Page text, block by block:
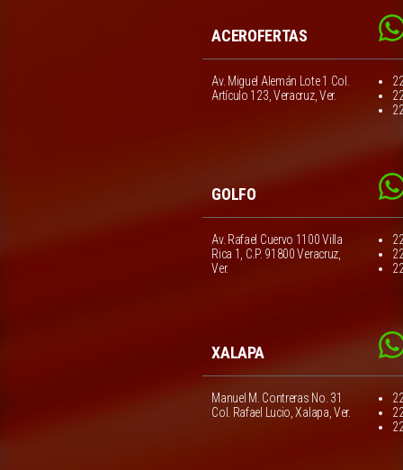
ACEROFERTAS
Av. Miguel Alemán Lote 1 Col.
Artículo 123, Veracruz, Ver.
GOLFO
Av. Rafael Cuervo 1100 Villa
Rica 1, C.P. 91800 Veracruz,
Ver.
XALAPA
Manuel M. Contreras No. 31
Col. Rafael Lucio, Xalapa, Ver.